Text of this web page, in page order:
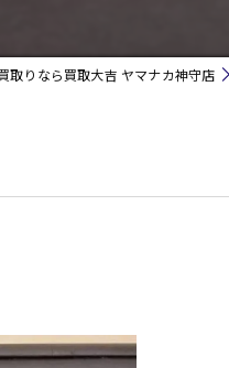
整理・遺品整理・終活
取りなら買取大吉 ヤマナカ神守店